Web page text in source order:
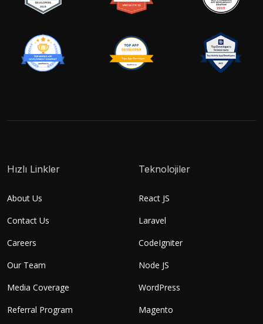
Hızlı Linkler
About Us
Contact Us
Careers
Our Team
Media Coverage
Referral Program
Teknolojiler
React JS
Laravel
CodeIgniter
Node JS
WordPress
Magento